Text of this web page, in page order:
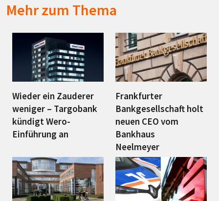
Mehr zum Thema
Wieder ein Zauderer
weniger – Targobank
kündigt Wero-
Einführung an
Frankfurter
Bankgesellschaft holt
neuen CEO vom
Bankhaus
Neelmeyer